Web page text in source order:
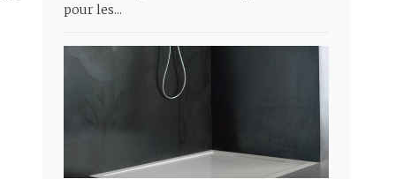
pour les...